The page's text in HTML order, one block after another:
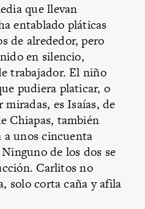
que llevan
entablado pláticas
de alrededor, pero
en silencio,
trabajador. El niño
pudiera platicar, o
es Isaías, de
Chiapas, también
unos cincuenta
de los dos se
Carlitos no
solo corta caña y afila